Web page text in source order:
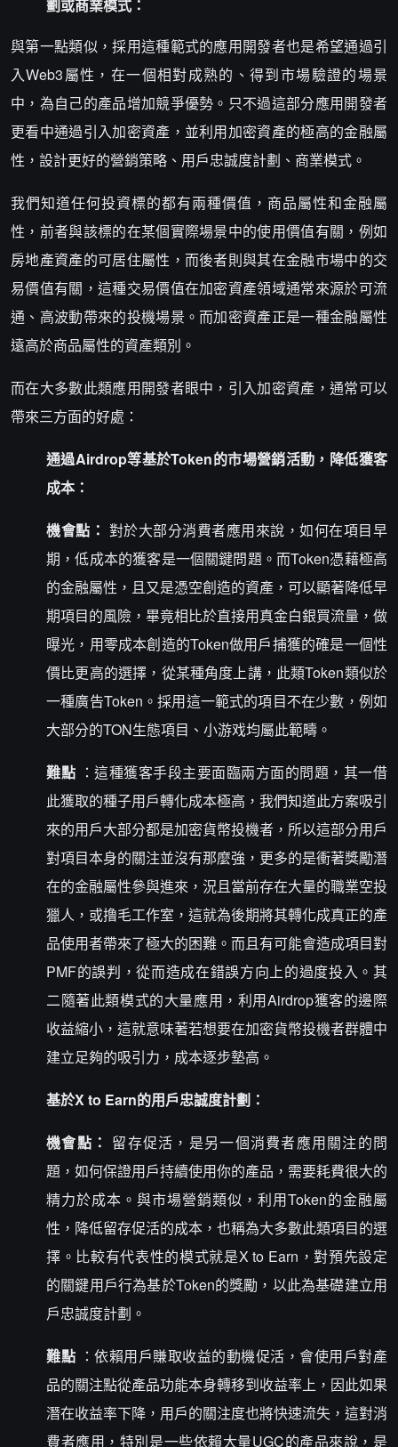
劃或商業模式：
與第一點類似，採用這種範式的應用開發者也是希望通過引
入Web3屬性，在一個相對成熟的、得到市場驗證的場景
中，為自己的產品增加競爭優勢。只不過這部分應用開發者
更看中通過引入加密資產，並利用加密資產的極高的金融屬
性，設計更好的營銷策略、用戶忠誠度計劃、商業模式。
我們知道任何投資標的都有兩種價值，商品屬性和金融屬
性，前者與該標的在某個實際場景中的使用價值有關，例如
房地產資產的可居住屬性，而後者則與其在金融市場中的交
易價值有關，這種交易價值在加密資產領域通常來源於可流
通、高波動帶來的投機場景。而加密資產正是一種金融屬性
遠高於商品屬性的資產類別。
而在大多數此類應用開發者眼中，引入加密資產，通常可以
帶來三方面的好處：
通過Airdrop等基於Token的市場營銷活動，降低獲客
成本：
機會點： 對於大部分消費者應用來說，如何在項目早
期，低成本的獲客是一個關鍵問題。而Token憑藉極高
的金融屬性，且又是憑空創造的資產，可以顯著降低早
期項目的風險，畢竟相比於直接用真金白銀買流量，做
曝光，用零成本創造的Token做用戶捕獲的確是一個性
價比更高的選擇，從某種角度上講，此類Token類似於
一種廣告Token。採用這一範式的項目不在少數，例如
大部分的TON生態項目、小游戏均屬此範疇。
難點 ：這種獲客手段主要面臨兩方面的問題，其一借
此獲取的種子用戶轉化成本極高，我們知道此方案吸引
來的用戶大部分都是加密貨幣投機者，所以這部分用戶
對項目本身的關注並沒有那麼強，更多的是衝著獎勵潛
在的金融屬性參與進來，況且當前存在大量的職業空投
獵人，或撸毛工作室，這就為後期將其轉化成真正的產
品使用者帶來了極大的困難。而且有可能會造成項目對
PMF的誤判，從而造成在錯誤方向上的過度投入。其
二隨著此類模式的大量應用，利用Airdrop獲客的邊際
收益縮小，這就意味著若想要在加密貨幣投機者群體中
建立足夠的吸引力，成本逐步墊高。
基於X to Earn的用戶忠誠度計劃：
機會點： 留存促活，是另一個消費者應用關注的問
題，如何保證用戶持續使用你的產品，需要耗費很大的
精力於成本。與市場營銷類似，利用Token的金融屬
性，降低留存促活的成本，也稱為大多數此類項目的選
擇。比較有代表性的模式就是X to Earn，對預先設定
的關鍵用戶行為基於Token的獎勵，以此為基礎建立用
戶忠誠度計劃。
難點 ：依賴用戶賺取收益的動機促活，會使用戶對產
品的關注點從產品功能本身轉移到收益率上，因此如果
潛在收益率下降，用戶的關注度也將快速流失，這對消
費者應用，特別是一些依賴大量UGC的產品來說，是